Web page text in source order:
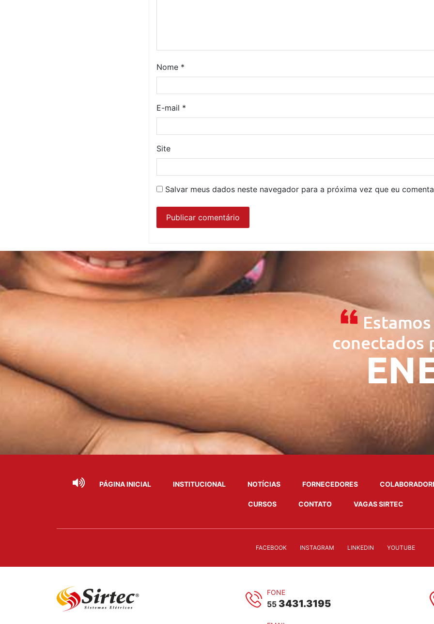
Nome *
E-mail *
Site
Salvar meus dados neste navegador para a próxima vez que eu
PÁGINA INICIAL INSTITUCIONAL NOTÍCIAS FORNECEDORES
CURSOS CONTATO VAGAS SIRTEC
FACEBOOK INSTAGRAM LINKEDIN YOUTUBE
FONE
55 3431.3195